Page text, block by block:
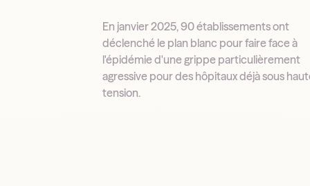
En janvier 2025, 90 établissements ont
déclenché le plan blanc pour faire face à
l'épidémie d'une grippe particulièrement
agressive pour des hôpitaux déjà sous
tension.